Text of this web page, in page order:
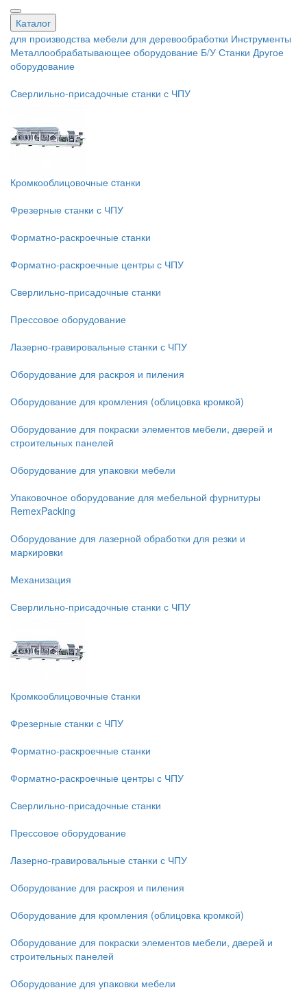
Каталог
для производства мебели для деревообработки Инструменты
Металлообрабатывающее оборудование Б/У Станки Другое
оборудование
Сверлильно-присадочные станки с ЧПУ
Кромкооблицовочные cтанки
Фрезерные станки с ЧПУ
Форматно-раскроечные станки
Форматно-раскроечные центры с ЧПУ
Сверлильно-присадочные станки
Прессовое оборудование
Лазерно-гравировальные станки с ЧПУ
Оборудование для раскроя и пиления
Оборудование для кромления (облицовка кромкой)
Оборудование для покраски элементов мебели, дверей и
строительных панелей
Оборудование для упаковки мебели
Упаковочное оборудование для мебельной фурнитуры
RemexPacking
Оборудование для лазерной обработки для резки и
маркировки
Механизация
Сверлильно-присадочные станки с ЧПУ
Кромкооблицовочные cтанки
Фрезерные станки с ЧПУ
Форматно-раскроечные станки
Форматно-раскроечные центры с ЧПУ
Сверлильно-присадочные станки
Прессовое оборудование
Лазерно-гравировальные станки с ЧПУ
Оборудование для раскроя и пиления
Оборудование для кромления (облицовка кромкой)
Оборудование для покраски элементов мебели, дверей и
строительных панелей
Оборудование для упаковки мебели